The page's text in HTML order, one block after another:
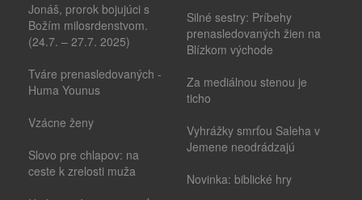
Jonáš, prorok bojujúci s
Božím milosrdenstvom.
(24.7. – 27.7. 2025)
Tváre prenasledovaných -
Huma Younus
Vzácne ženy
Slovo pre chlapov: na
ceste k zrelosti muža
Silné sestry: Príbehy
prenasledovaných žien na
Blízkom východe
Za mediálnou stenou je
ticho
Vyhrážky smrťou Saleha v
Jemene neodrádzajú
Novinka: biblické hry